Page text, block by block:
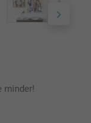
minder!